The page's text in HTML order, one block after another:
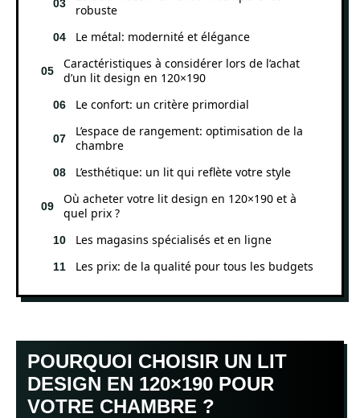
robuste
Le métal: modernité et élégance
Caractéristiques à considérer lors de l’achat
d’un lit design en 120×190
Le confort: un critère primordial
L’espace de rangement: optimisation de la
chambre
L’esthétique: un lit qui reflète votre style
Où acheter votre lit design en 120×190 et à
quel prix ?
Les magasins spécialisés et en ligne
Les prix: de la qualité pour tous les budgets
POURQUOI CHOISIR UN LIT
DESIGN EN 120×190 POUR
VOTRE CHAMBRE ?